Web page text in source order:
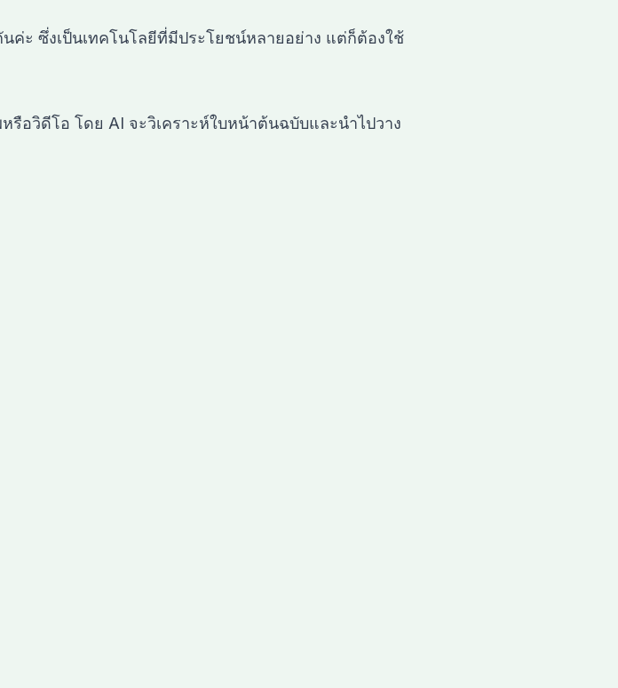
ค่ะ ซึ่งเป็นเทคโนโลยีที่มีประโยชน์หลายอย่าง แต่ก็ต้องใช้
รือวิดีโอ โดย AI จะวิเคราะห์ใบหน้าต้นฉบับและนำไปวาง